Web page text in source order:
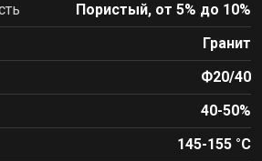
Пористый, от 5% до 10%
Гранит
Ф20/40
40-50%
145-155 °С